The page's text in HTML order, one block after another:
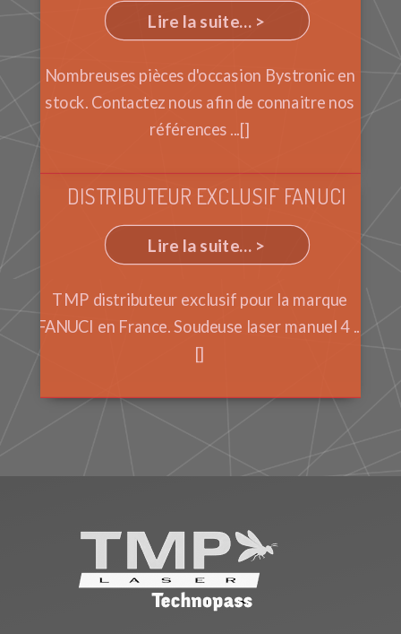
Lire la suite... >
Nombreuses pièces d'occasion Bystronic en
stock. Contactez nous afin de connaitre nos
références ...[]
DISTRIBUTEUR EXCLUSIF FANUCI
Lire la suite... >
TMP distributeur exclusif pour la marque
FANUCI en France. Soudeuse laser manuel 4 ...
[]